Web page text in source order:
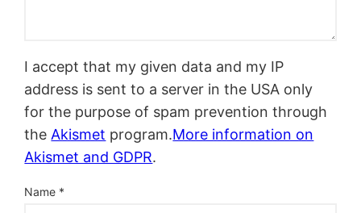
I accept that my given data and my IP
address is sent to a server in the USA only
for the purpose of spam prevention through
the Akismet program.More information on
Akismet and GDPR.
Name *